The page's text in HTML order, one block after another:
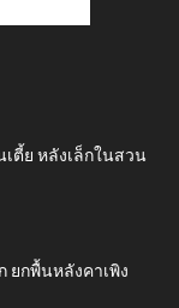
ตี้ย หลังเล็กในสวน
ยกพื้นหลังคาเพิง